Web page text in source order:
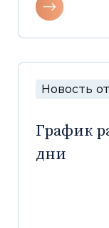
Новость
График
дни